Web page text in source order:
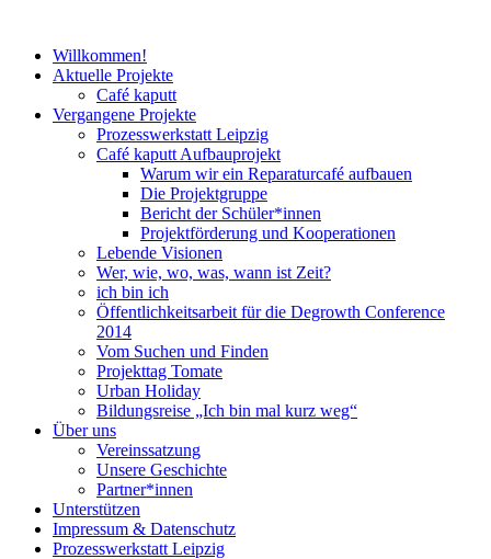
Willkommen!
Aktuelle Projekte
Café kaputt
Vergangene Projekte
Prozesswerkstatt Leipzig
Café kaputt Aufbauprojekt
Warum wir ein Reparaturcafé aufbauen
Die Projektgruppe
Bericht der Schüler*innen
Projektförderung und Kooperationen
Lebende Visionen
Wer, wie, wo, was, wann ist Zeit?
ich bin ich
Öffentlichkeitsarbeit für die Degrowth Conference
2014
Vom Suchen und Finden
Projekttag Tomate
Urban Holiday
Bildungsreise „Ich bin mal kurz weg“
Über uns
Vereinssatzung
Unsere Geschichte
Partner*innen
Unterstützen
Impressum & Datenschutz
Prozesswerkstatt Leipzig